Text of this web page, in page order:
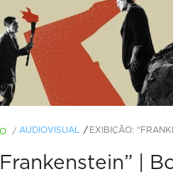
/ AUDIOVISUAL EXIBIÇÃO:
|